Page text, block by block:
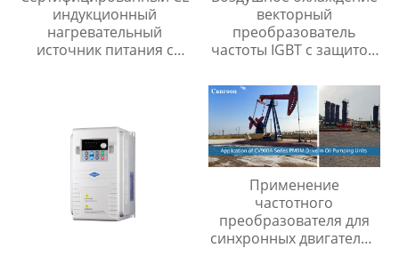
индукционный
нагревательный
источник питания с
векторный
преобразователь
частоты IGBT с защитой
Применение
частотного
преобразователя для
синхронных двигателей